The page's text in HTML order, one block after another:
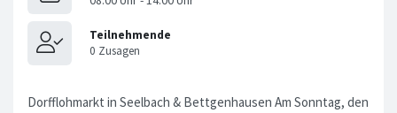
Dorfflohmarkt in Seelbach & Bettgenhausen Am Sonntag, den